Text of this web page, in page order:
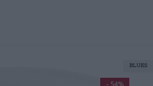
BLUES